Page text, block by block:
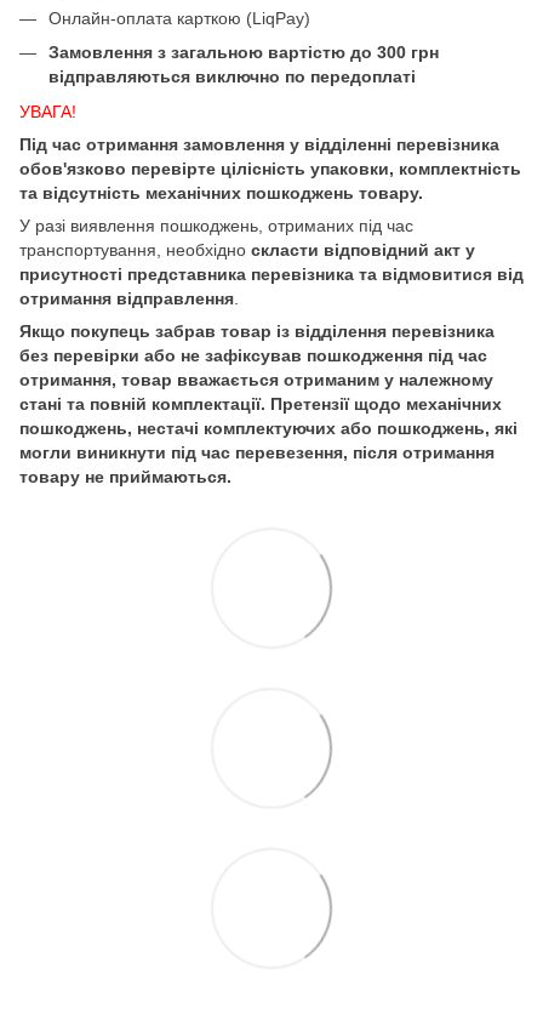
Онлайн-оплата карткою (LiqPay)
Замовлення з загальною вартістю до 300 грн
відправляються виключно по передоплаті
УВАГА!
Під час отримання замовлення у відділенні перевізника
обов'язково перевірте цілісність упаковки, комплектність
та відсутність механічних пошкоджень товару.
У разі виявлення пошкоджень, отриманих під час
транспортування, необхідно скласти відповідний акт у
присутності представника перевізника та відмовитися від
отримання відправлення
Якщо покупець забрав товар із відділення перевізника
без перевірки або не зафіксував пошкодження під час
отримання, товар вважається отриманим у належному
стані та повній комплектації. Претензії щодо механічних
пошкоджень, нестачі комплектуючих або пошкоджень, які
могли виникнути під час перевезення, після отримання
товару не приймаються.